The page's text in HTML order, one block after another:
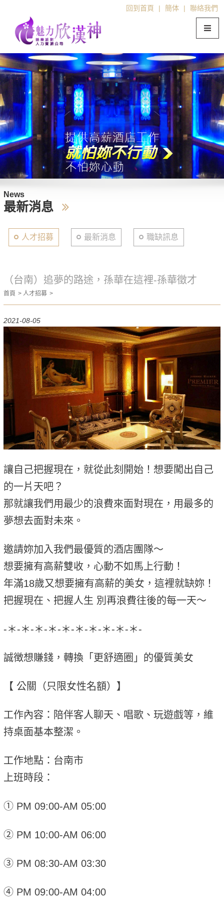
回到首頁 | 簡体 | 聯絡我們
News
最新消息
人才招募 最新消息 職缺訊息
（台南）追夢的路途，孫華在這裡-孫華徵才
首頁 人才招募
2021-08-05
讓自己把握現在，就從此刻開始！想要闖出自己
的一片天吧？
那就讓我們用最少的浪費來面對現在，用最多的
夢想去面對未來。
邀請妳加入我們最優質的酒店團隊～
想要擁有高薪雙收，心動不如馬上行動！
年滿18歲又想要擁有高薪的美女，這裡就缺妳！
把握現在、把握人生 別再浪費往後的每一天～
-＊-＊-＊-＊-＊-＊-＊-＊-＊-＊-
誠徴想賺錢，轉換「更舒適圈」的優質美女
【 公關（只限女性名額）】
工作內容：陪伴客人聊天、唱歌、玩遊戲等，維
持桌面基本整潔。
工作地點：台南市
上班時段：
① PM 09:00-AM 05:00
② PM 10:00-AM 06:00
③ PM 08:30-AM 03:30
④ PM 09:00-AM 04:00